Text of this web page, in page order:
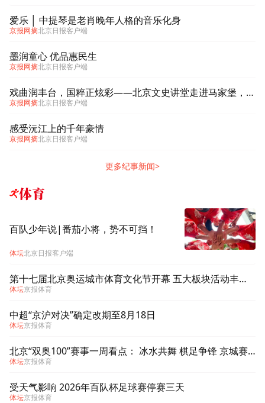
爱乐 │ 中提琴是老肖晚年人格的音乐化身
京报网摘北京日报客户端
墨润童心 优品惠民生
京报网摘北京日报客户端
戏曲润丰台，国粹正炫彩——北京文史讲堂走进马家堡，活化传承梨园文脉
京报网摘北京日报客户端
感受沅江上的千年豪情
京报网摘北京日报客户端
更多纪事新闻>
体育
百队少年说|番茄小将，势不可挡！
体坛北京日报客户端
第十七届北京奥运城市体育文化节开幕 五大板块活动丰富首都体育文化供给
体坛京报体育
中超“京沪对决”确定改期至8月18日
体坛京报体育
北京“双奥100”赛事一周看点： 冰水共舞 棋足争锋 京城赛场热度不减
体坛京报体育
受天气影响 2026年百队杯足球赛停赛三天
体坛京报体育